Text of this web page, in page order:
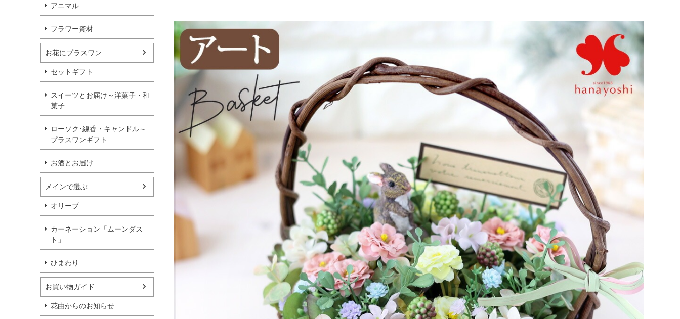
アニマル
フラワー資材
お花にプラスワン
セットギフト
スイーツとお届け～洋菓子・和
菓子
ローソク･線香・キャンドル～
プラスワンギフト
お酒とお届け
メインで選ぶ
オリーブ
カーネーション「ムーンダス
ト」
ひまわり
お買い物ガイド
花由からのお知らせ